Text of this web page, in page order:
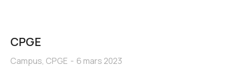
CPGE
Campus, CPGE 6 mars 2023